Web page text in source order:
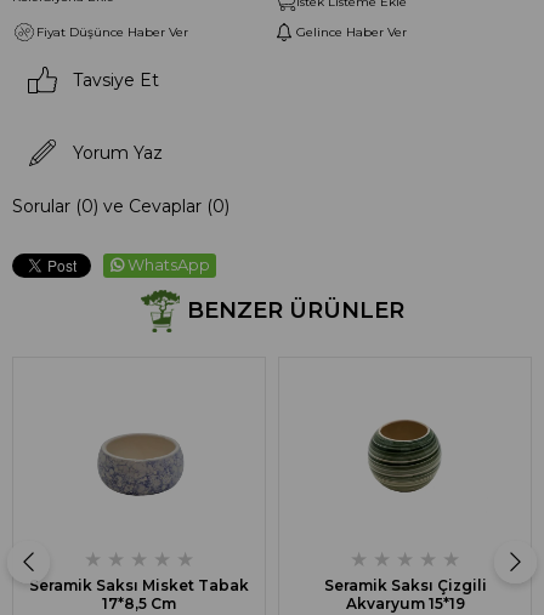
Fiyat Düşünce Haber Ver
Gelince Haber Ver
Tavsiye Et
Yorum Yaz
Sorular (0) ve Cevaplar (0)
WhatsApp
BENZER ÜRÜNLER
★ ★ ★ ★ ★
Seramik Saksı Misket Tabak
17*8,5 Cm
★ ★ ★ ★ ★
Seramik Saksı Çizgili
Akvaryum 15*19